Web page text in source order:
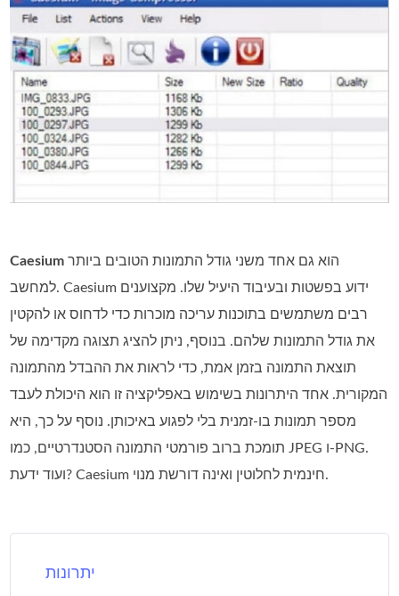
Caesium הוא גם אחד משני גודל התמונות הטובים ביותר
למחשב. Caesium ידוע בפשטות ובעיבוד היעיל שלו. מקצוענים
רבים משתמשים בתוכנות עריכה מוכרות כדי לדחוס או להקטין
את גודל התמונות שלהם. בנוסף, ניתן להציג תצוגה מקדימה של
תוצאת התמונה בזמן אמת, כדי לראות את ההבדל מהתמונה
המקורית. אחד היתרונות בשימוש באפליקציה זו הוא היכולת לעבד
מספר תמונות בו‑זמנית בלי לפגוע באיכותן. נוסף על כך, היא
תומכת ברוב פורמטי התמונה הסטנדרטיים, כמו JPEG ו‑PNG.
ועוד ידעת? Caesium חינמית לחלוטין ואינה דורשת מנוי.
יתרונות